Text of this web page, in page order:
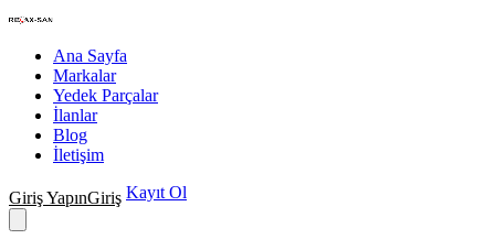
Nakış Makineleri Teknik Servisi
Ana Sayfa
Markalar
Yedek Parçalar
İlanlar
Blog
İletişim
Giriş YapınGiriş Kayıt Ol